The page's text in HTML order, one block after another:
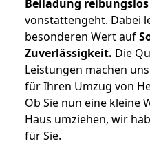
Beiladung
vonstattengeht. Dabei
besonderen Wert auf
Zuverlässigkeit. Die
Leistungen machen
für Ihren Umzug von
Ob Sie nun eine kleine
Haus umziehen, wir
für Sie.